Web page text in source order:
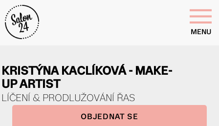
MENU
KRISTÝNA KACLÍKOVÁ - MAKE-
UP ARTIST
LÍČENÍ & PRODLUŽOVÁNÍ ŘAS
OBJEDNAT SE